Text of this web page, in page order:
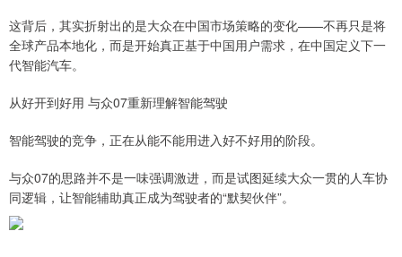
这背后，其实折射出的是大众在中国市场策略的变化——不再只是将
全球产品本地化，而是开始真正基于中国用户需求，在中国定义下一
代智能汽车。
从好开到好用 与众07重新理解智能驾驶
智能驾驶的竞争，正在从能不能用进入好不好用的阶段。
与众07的思路并不是一味强调激进，而是试图延续大众一贯的人车协
同逻辑，让智能辅助真正成为驾驶者的“默契伙伴”。